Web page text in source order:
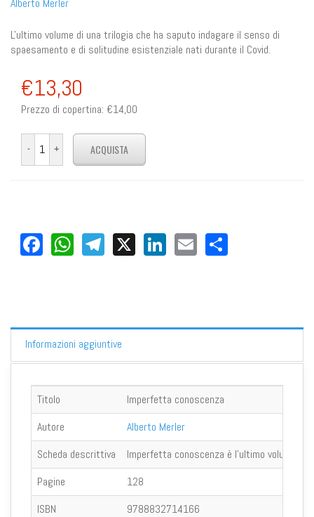
Alberto Merler
L'ultimo volume di una trilogia che ha saputo indagare il senso di
spaesamento e di solitudine esistenziale nati durante il Covid.
€13,30
Prezzo di copertina: €14,00
Facebook
WhatsApp
Telegram
X LinkedIn
Email
Informazioni aggiuntive
Titolo
Imperfetta conoscenza
Autore
Alberto Merler
Scheda descrittiva
Imperfetta conoscenza è l’ultimo volume
Pagine
128
ISBN
9788832714166